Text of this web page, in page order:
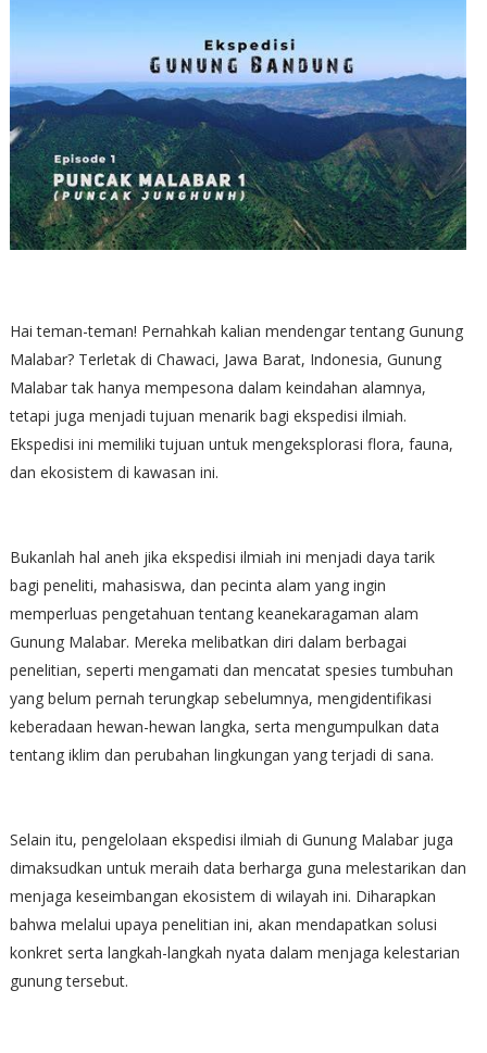
Hai teman-teman! Pernahkah kalian mendengar tentang Gunung
Malabar? Terletak di Chawaci, Jawa Barat, Indonesia, Gunung
Malabar tak hanya mempesona dalam keindahan alamnya,
tetapi juga menjadi tujuan menarik bagi ekspedisi ilmiah.
Ekspedisi ini memiliki tujuan untuk mengeksplorasi flora, fauna,
dan ekosistem di kawasan ini.
Bukanlah hal aneh jika ekspedisi ilmiah ini menjadi daya tarik
bagi peneliti, mahasiswa, dan pecinta alam yang ingin
memperluas pengetahuan tentang keanekaragaman alam
Gunung Malabar. Mereka melibatkan diri dalam berbagai
penelitian, seperti mengamati dan mencatat spesies tumbuhan
yang belum pernah terungkap sebelumnya, mengidentifikasi
keberadaan hewan-hewan langka, serta mengumpulkan data
tentang iklim dan perubahan lingkungan yang terjadi di sana.
Selain itu, pengelolaan ekspedisi ilmiah di Gunung Malabar juga
dimaksudkan untuk meraih data berharga guna melestarikan dan
menjaga keseimbangan ekosistem di wilayah ini. Diharapkan
bahwa melalui upaya penelitian ini, akan mendapatkan solusi
konkret serta langkah-langkah nyata dalam menjaga kelestarian
gunung tersebut.